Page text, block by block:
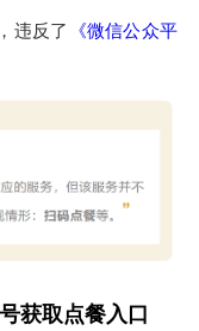
违反了
《微信公众平
获取点餐入口